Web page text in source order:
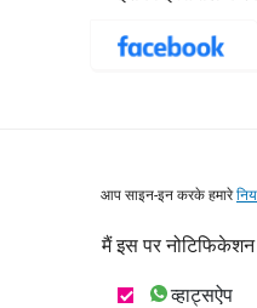
आप साइन-इन करके हमारे
मैं इस पर
व्हाट्सऐप